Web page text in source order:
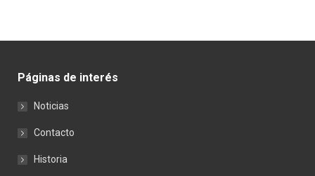
Páginas de interés
Noticias
Contacto
Historia